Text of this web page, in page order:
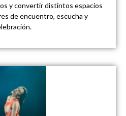
y convertir distintos espacios
de encuentro, escucha y